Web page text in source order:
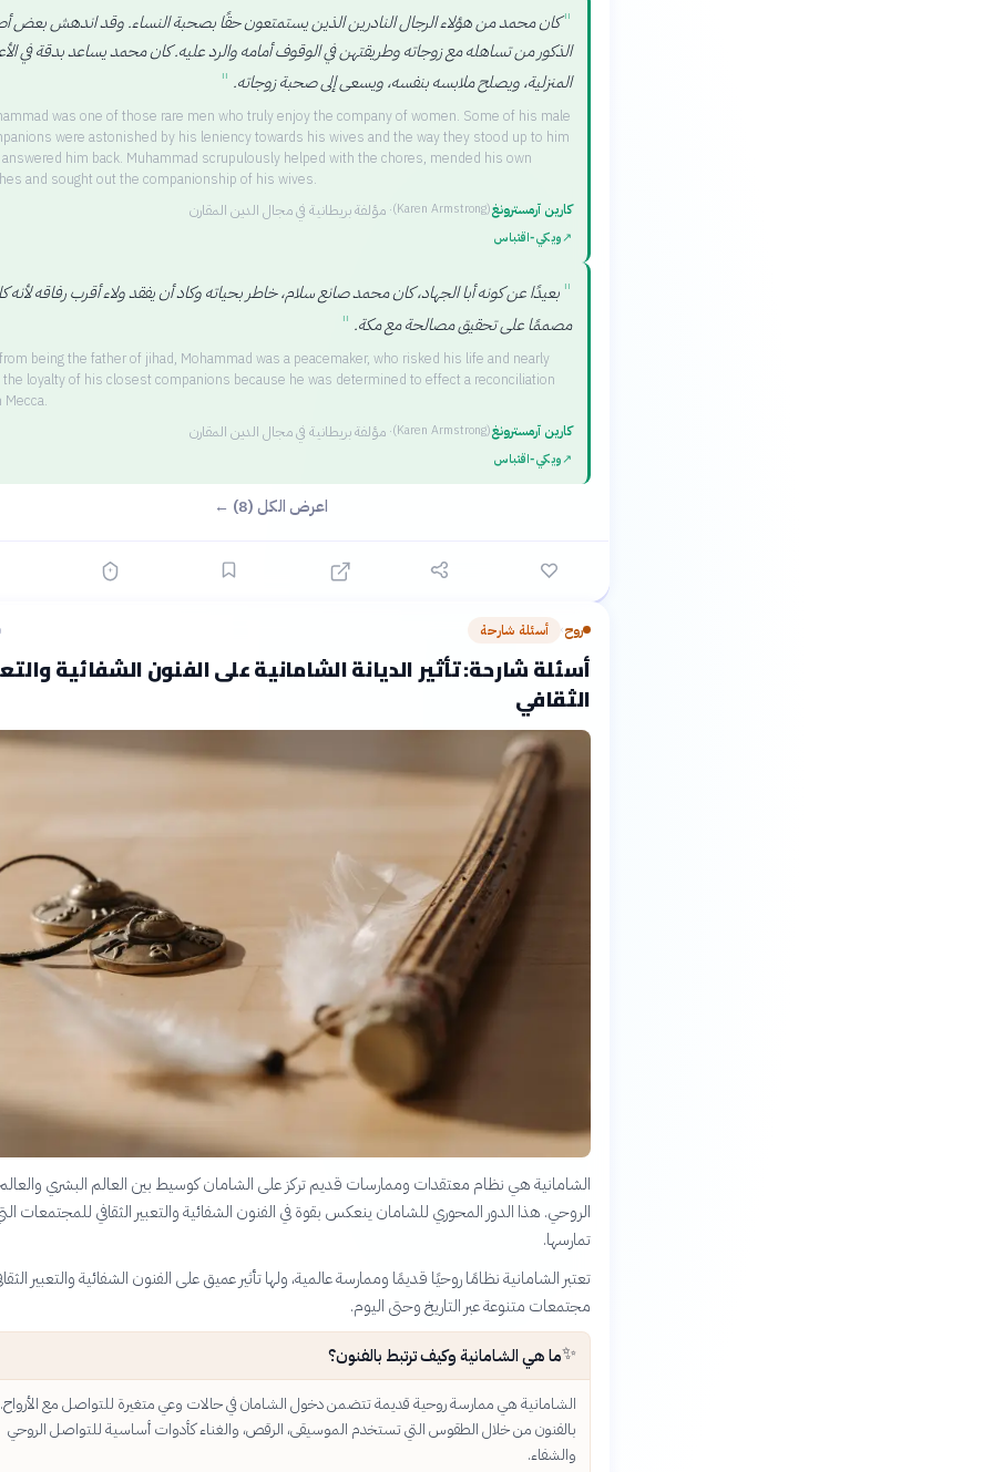
"كان محمد من هؤلاء الرجال النادرين الذين يستمتعون حقًا بصحبة النساء. وقد اندهش بعض
الذكور من تساهله مع زوجاته وطريقتهن في الوقوف أمامه والرد عليه. كان محمد يساعد بدقة في
المنزلية، ويصلح ملابسه بنفسه، ويسعى إلى صحبة زوجاته. "
was one of those rare men who truly enjoy the company of women. Some of his male
were astonished by his leniency towards his wives and the way they stood up to him
him back. Muhammad scrupulously helped with the chores, mended his own
and sought out the companionship of his wives.
كارين آرمسترونغ
(Karen Armstrong)
· مؤلفة بريطانية في مجال الدين المقارن
↗ويكي‑اقتباس
" بعيدًا عن كونه أبا الجهاد، كان محمد صانع سلام، خاطر بحياته وكاد أن يفقد ولاء أقرب رفاقه لأنه
مصممًا على تحقيق مصالحة مع مكة. "
being the father of jihad, Mohammad was a peacemaker, who risked his life and nearly
loyalty of his closest companions because he was determined to effect a reconciliation
Mecca.
كارين آرمسترونغ
(Karen Armstrong)
· مؤلفة بريطانية في مجال الدين المقارن
↗ويكي‑اقتباس
اعرض الكل (8) ←
روح› أسئلة شارحة
أسئلة شارحة: تأثير الديانة الشامانية على الفنون الشفائية
الثقافي
الشامانية هي نظام معتقدات وممارسات قديم تركز على الشامان كوسيط بين العالم البشري
الروحي. هذا الدور المحوري للشامان ينعكس بقوة في الفنون الشفائية والتعبير الثقافي للمجتمعات
تمارسها.
تعتبر الشامانية نظامًا روحيًا قديمًا وممارسة عالمية، ولها تأثير عميق على الفنون الشفائية والتعبير
مجتمعات متنوعة عبر التاريخ وحتى اليوم.
✨ما هي الشامانية وكيف ترتبط بالفنون؟
الشامانية هي ممارسة روحية قديمة تتضمن دخول الشامان في حالات وعي متغيرة للتواصل مع
بالفنون من خلال الطقوس التي تستخدم الموسيقى، الرقص، والغناء كأدوات أساسية للتواصل الروحي
والشفاء.